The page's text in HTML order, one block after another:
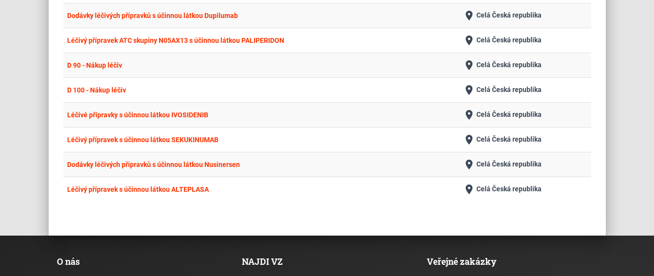
Dodávky léčivých přípravků s účinnou látkou Dupilumab place Celá Česká republika
Léčivý přípravek ATC skupiny N05AX13 s účinnou látkou PALIPERIDON place Celá Česká republika
D 90 - Nákup léčiv place Celá Česká republika
D 100 - Nákup léčiv place Celá Česká republika
Léčivé přípravky s účinnou látkou IVOSIDENIB place Celá Česká republika
Léčivý přípravek s účinnou látkou SEKUKINUMAB place Celá Česká republika
Dodávky léčivých přípravků s účinnou látkou Nusinersen place Celá Česká republika
Léčivý přípravek s účinnou látkou ALTEPLASA place Celá Česká republika
O nás NAJDI VZ Veřejné zakázky